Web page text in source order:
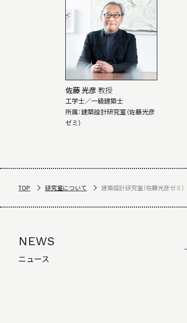
佐藤 光彦教授
工学士／一級建築士
所属：建築設計研究室（佐藤光彦
ゼミ）
TOP 研究室について 建築設計研究室（佐藤光彦ゼミ）
NEWS
ニュース